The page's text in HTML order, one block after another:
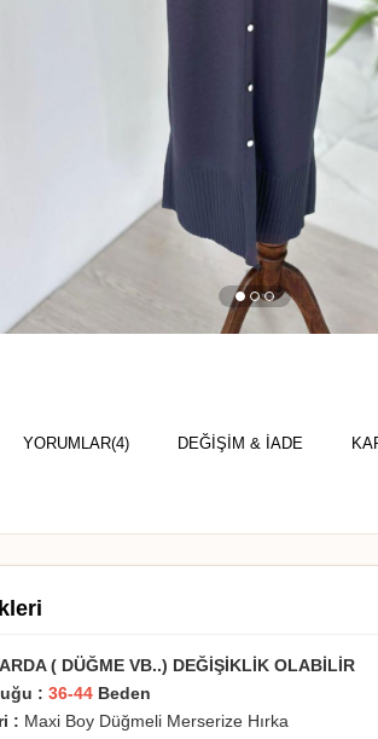
YORUMLAR(4) DEĞİŞİM & İADE
( DÜĞME VB..) DEĞİŞİKLİK OLABİLİR
: 36-44 Beden
: Maxi Boy Düğmeli Merserize Hırka